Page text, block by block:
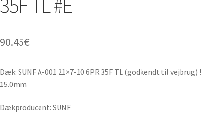
35F TL #E
90.45€
Dæk: SUNF A-001 21×7-10 6PR 35F TL (godkendt til vejbrug) !
15.0mm
Dækproducent: SUNF